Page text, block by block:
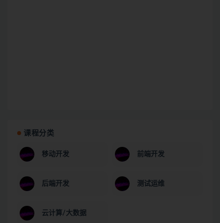
课程分类
移动开发 前端开发
后端开发 测试运维
云计算/大数据